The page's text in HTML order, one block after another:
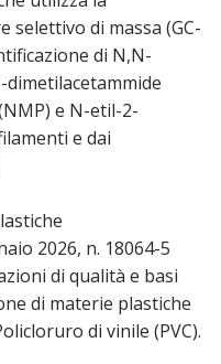
selettivo di massa (GC-
di N,N-
e N-etil-2-
e dai
2026, n. 18064-5
di qualità e basi
di materie plastiche
di vinile (PVC).